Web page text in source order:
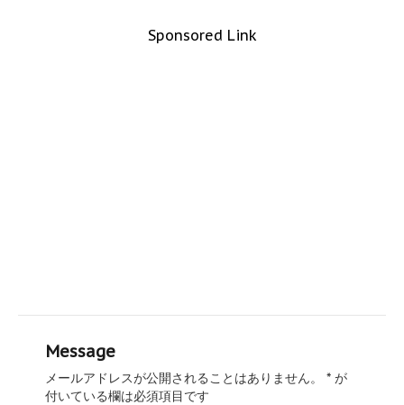
Sponsored Link
Message
メールアドレスが公開されることはありません。 * が
付いている欄は必須項目です